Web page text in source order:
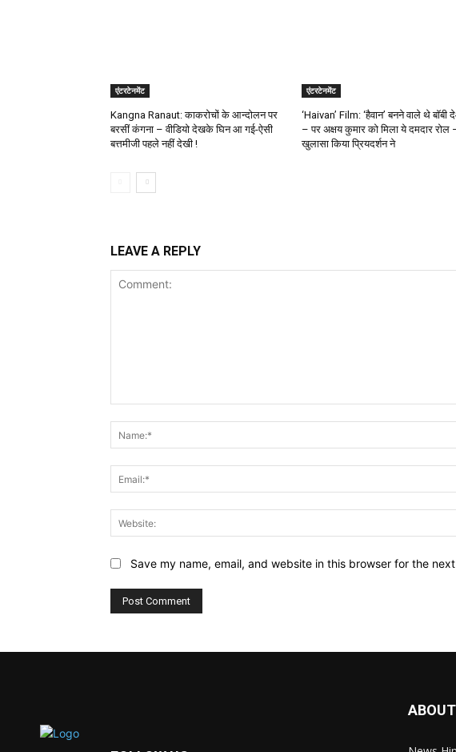
एंटरटेनमेंट
Kangna Ranaut: काकरोचों के आन्दोलन पर
बरसीं कंगना – वीडियो देखके घिन आ गई-ऐसी
बत्तमीजी पहले नहीं देखी !
एंटरटेनमेंट
‘Haivan’ Film: ‘हैवान’ बनने वाले थे
– पर अक्षय कुमार को मिला ये दमदार रोल
खुलासा किया प्रियदर्शन ने
LEAVE A REPLY
Save my name, email, and website in this browser for the